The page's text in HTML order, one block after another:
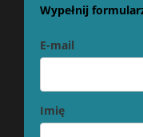
Wypełnij
E-mail
Imię